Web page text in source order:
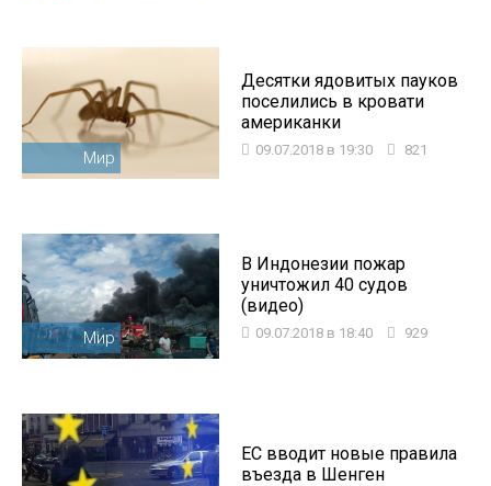
Мир
Десятки ядовитых пауков
поселились в кровати
американки
09.07.2018 в 19:30 821
Мир
В Индонезии пожар
уничтожил 40 судов
(видео)
09.07.2018 в 18:40 929
ЕС вводит новые правила
въезда в Шенген